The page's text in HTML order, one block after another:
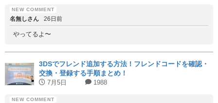
名無しさん 26日前
やってるよ〜
3DSでフレンド追加する方法！フレンドコードを確認・
交換・登録する手順まとめ！
7月5日 1988